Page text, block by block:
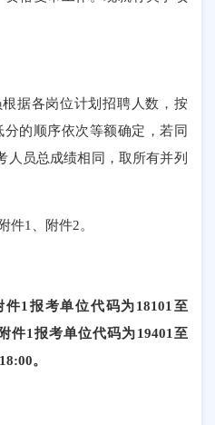
根据各岗位计划招聘人数，按
的顺序依次等额确定，若同
人员总成绩相同，取所有并列
件1、附件2。
件1报考单位代码为18101至
件1报考单位代码为19401至
。